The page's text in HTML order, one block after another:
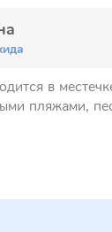
в
пляжами,